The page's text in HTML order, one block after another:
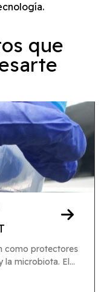
que
como protectores
la microbiota. El...